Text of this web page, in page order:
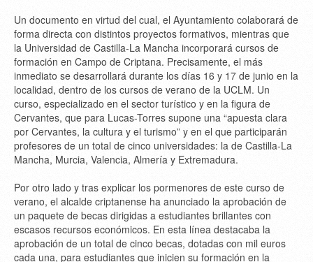
Un documento en virtud del cual, el Ayuntamiento colaborará de
forma directa con distintos proyectos formativos, mientras que
la Universidad de Castilla-La Mancha incorporará cursos de
formación en Campo de Criptana. Precisamente, el más
inmediato se desarrollará durante los días 16 y 17 de junio en la
localidad, dentro de los cursos de verano de la UCLM. Un
curso, especializado en el sector turístico y en la figura de
Cervantes, que para Lucas-Torres supone una “apuesta clara
por Cervantes, la cultura y el turismo” y en el que participarán
profesores de un total de cinco universidades: la de Castilla-La
Mancha, Murcia, Valencia, Almería y Extremadura.
Por otro lado y tras explicar los pormenores de este curso de
verano, el alcalde criptanense ha anunciado la aprobación de
un paquete de becas dirigidas a estudiantes brillantes con
escasos recursos económicos. En esta línea destacaba la
aprobación de un total de cinco becas, dotadas con mil euros
cada una, para estudiantes que inicien su formación en la